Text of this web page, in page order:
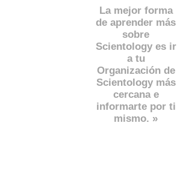
La mejor forma
de aprender más
sobre
Scientology es ir
a tu
Organización de
Scientology más
cercana e
informarte por ti
mismo. »